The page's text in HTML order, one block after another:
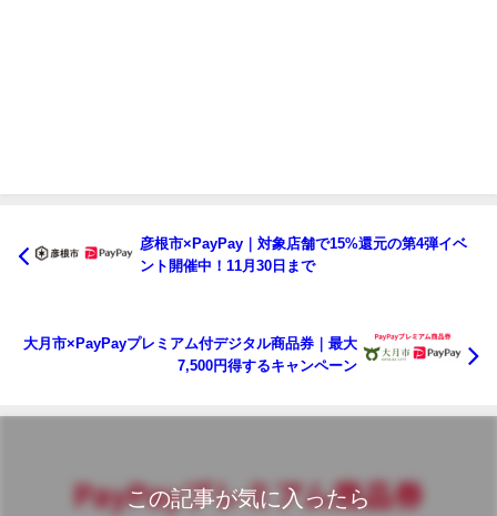
彦根市×PayPay｜対象店舗で15%還元の第4弾イベ
ント開催中！11月30日まで
大月市×PayPayプレミアム付デジタル商品券｜最大
7,500円得するキャンペーン
この記事が気に入ったら